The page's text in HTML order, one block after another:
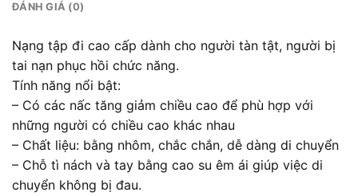
ĐÁNH GIÁ (0)
Nạng tập đi cao cấp dành cho người tàn tật, người bị
tai nạn phục hồi chức năng.
Tính năng nổi bật:
– Có các nấc tăng giảm chiều cao để phù hợp với
những người có chiều cao khác nhau
– Chất liệu: bằng nhôm, chắc chắn, dễ dàng di chuyển
– Chỗ tì nách và tay bằng cao su êm ái giúp việc di
chuyển không bị đau.